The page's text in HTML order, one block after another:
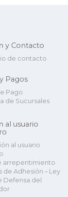
y Contacto
de contacto
Pagos
Pago
de Sucursales
al usuario
al usuario
arrepentimiento
de Adhesión – Ley
Defensa del